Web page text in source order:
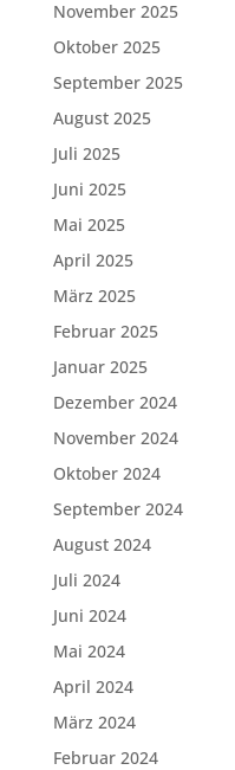
November 2025
Oktober 2025
September 2025
August 2025
Juli 2025
Juni 2025
Mai 2025
April 2025
März 2025
Februar 2025
Januar 2025
Dezember 2024
November 2024
Oktober 2024
September 2024
August 2024
Juli 2024
Juni 2024
Mai 2024
April 2024
März 2024
Februar 2024